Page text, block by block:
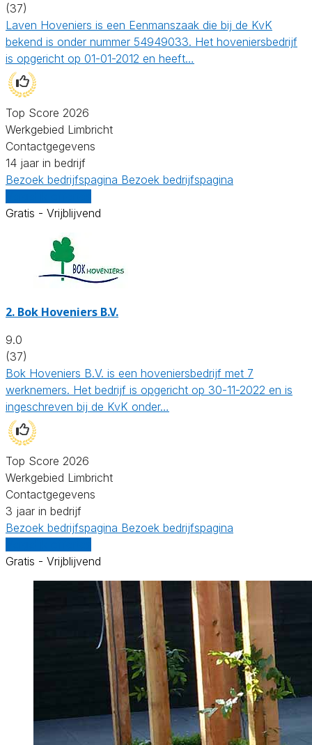
(37)
Laven Hoveniers is een Eenmanszaak die bij de KvK
bekend is onder nummer 54949033. Het hoveniersbedrijf
is opgericht op 01-01-2012 en heeft…
Top Score 2026
Werkgebied Limbricht
Contactgegevens
14 jaar in bedrijf
Bezoek bedrijfspagina Bezoek bedrijfspagina
Gratis - Vrijblijvend
2. Bok Hoveniers B.V.
9.0
(37)
Bok Hoveniers B.V. is een hoveniersbedrijf met 7
werknemers. Het bedrijf is opgericht op 30-11-2022 en is
ingeschreven bij de KvK onder…
Top Score 2026
Werkgebied Limbricht
Contactgegevens
3 jaar in bedrijf
Bezoek bedrijfspagina Bezoek bedrijfspagina
Gratis - Vrijblijvend